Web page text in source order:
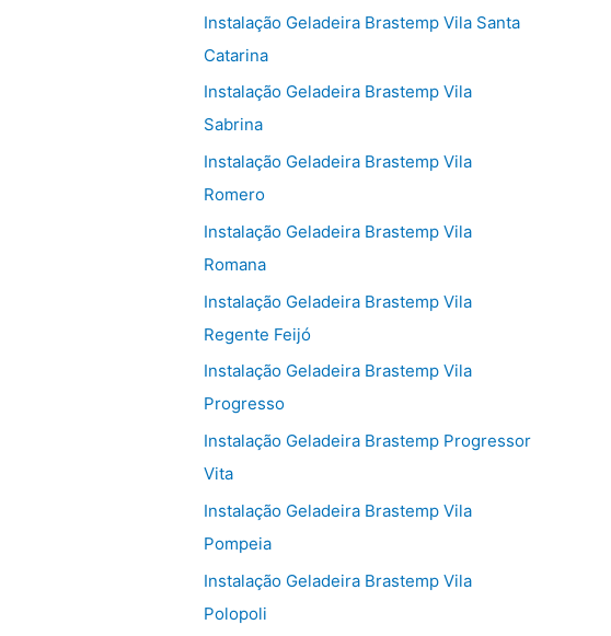
Instalação Geladeira Brastemp Vila Santa
Catarina
Instalação Geladeira Brastemp Vila
Sabrina
Instalação Geladeira Brastemp Vila
Romero
Instalação Geladeira Brastemp Vila
Romana
Instalação Geladeira Brastemp Vila
Regente Feijó
Instalação Geladeira Brastemp Vila
Progresso
Instalação Geladeira Brastemp Progressor
Vita
Instalação Geladeira Brastemp Vila
Pompeia
Instalação Geladeira Brastemp Vila
Polopoli